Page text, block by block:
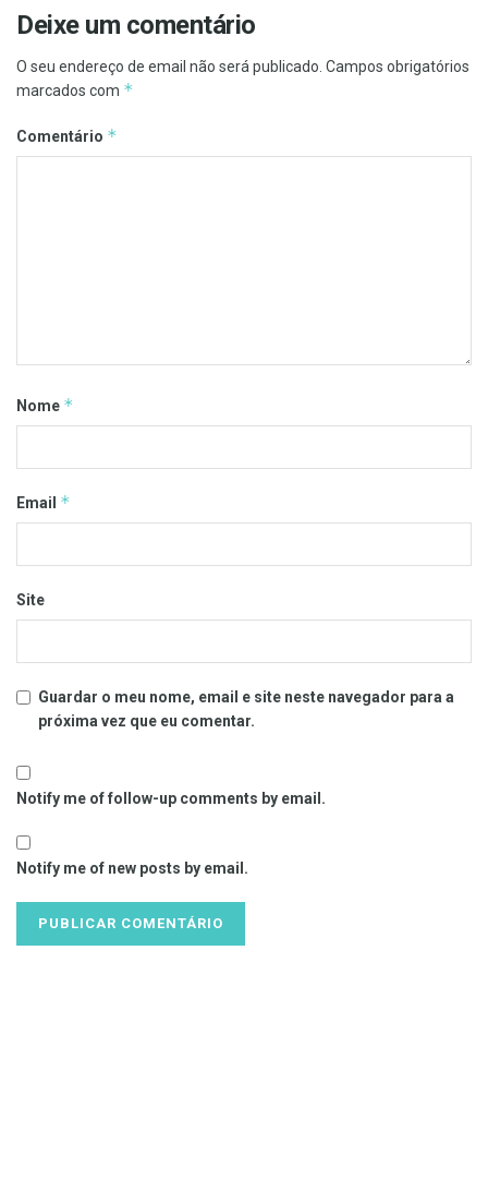
Deixe um comentário
O seu endereço de email não será publicado. Campos obrigatórios
marcados com *
Comentário *
Nome *
Email *
Site
Guardar o meu nome, email e site neste navegador para a
próxima vez que eu comentar.
Notify me of follow-up comments by email.
Notify me of new posts by email.